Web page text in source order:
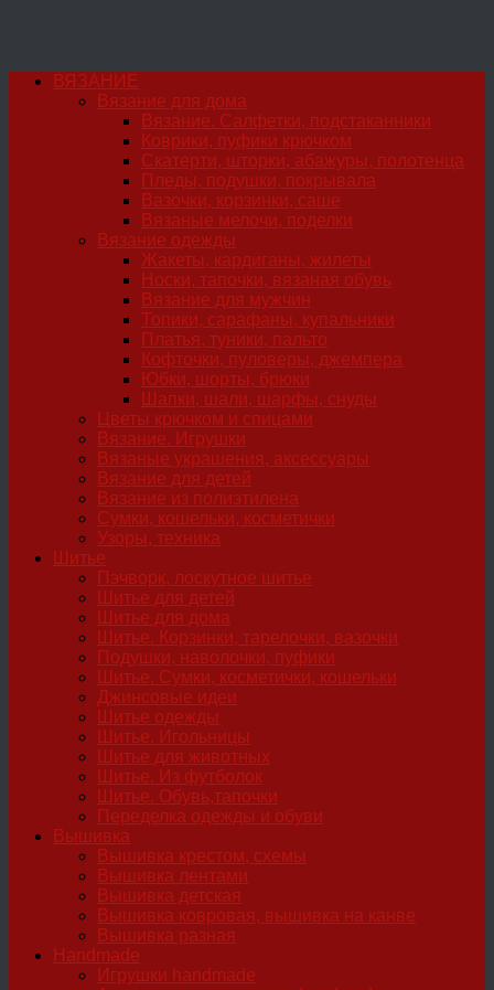
ВЯЗАНИЕ
Вязание для дома
Вязание. Салфетки, подстаканники
Коврики, пуфики крючком
Скатерти, шторки, абажуры, полотенца
Пледы, подушки, покрывала
Вазочки, корзинки, саше
Вязаные мелочи, поделки
Вязание одежды
Жакеты, кардиганы, жилеты
Носки, тапочки, вязаная обувь
Вязание для мужчин
Топики, сарафаны, купальники
Платья, туники, пальто
Кофточки, пуловеры, джемпера
Юбки, шорты, брюки
Шапки, шали, шарфы, снуды
Цветы крючком и спицами
Вязание. Игрушки
Вязаные украшения, аксессуары
Вязание для детей
Вязание из полиэтилена
Сумки, кошельки, косметички
Узоры, техника
Шитье
Пэчворк, лоскутное шитье
Шитье для детей
Шитье для дома
Шитье. Корзинки, тарелочки, вазочки
Подушки, наволочки, пуфики
Шитье. Сумки, косметички, кошельки
Джинсовые идеи
Шитье одежды
Шитье. Игольницы
Шитье для животных
Шитье. Из футболок
Шитье. Обувь,тапочки
Переделка одежды и обуви
Вышивка
Вышивка крестом, схемы
Вышивка лентами
Вышивка детская
Вышивка ковровая, вышивка на канве
Вышивка разная
Handmade
Игрушки handmade